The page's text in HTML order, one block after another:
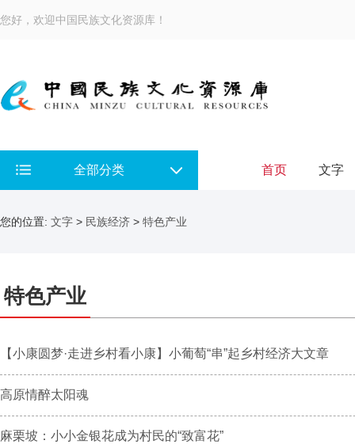
您好，欢迎中国民族文化资源库！
全部分类 首页 文字
您的位置: 文字 > 民族经济 > 特色产业
特色产业
【小康圆梦·走进乡村看小康】小葡萄“串”起乡村经济大文章
高原情醉太阳魂
麻栗坡：小小金银花成为村民的“致富花”